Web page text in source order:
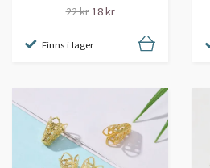
22 kr18 kr
Finns i lager